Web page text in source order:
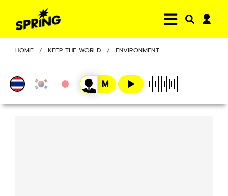
HOME KEEP THE WORLD ENVIRONMENT